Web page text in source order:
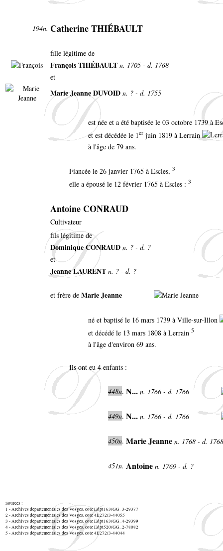
194n. Catherine THIÉBAULT
fille légitime de
François THIÉBAULT n. 1705 - d. 1768
et
Marie Jeanne DUVOID n. ? - d. 1755
est née et a été baptisée le 03 octobre 1739 à
et est décédée le 1er juin 1819 à Lerrain
à l'âge de 79 ans.
Fiancée le 26 janvier 1765 à Escles, 3
elle a épousé le 12 février 1765 à Escles : 3
Antoine CONRAUD
Cultivateur
fils légitime de
Dominique CONRAUD n. ? - d. ?
et
Jeanne LAURENT n. ? - d. ?
et frère de Marie Jeanne
né et baptisé le 16 mars 1739 à Ville-sur-Illon
et décédé le 13 mars 1808 à Lerrain 5
à l'âge d'environ 69 ans.
Ils ont eu 4 enfants :
448n. N... n. 1766 - d. 1766
449n. N... n. 1766 - d. 1766
450n. Marie Jeanne n. 1768 - d.
451n. Antoine n. 1769 - d. ?
Sources :
1 - Archives départementales des Vosges, cote Edpt163/GG_3-29377
2 - Archives départementales des Vosges, cote 4E272/3-44055
3 - Archives départementales des Vosges, cote Edpt163/GG_4-29399
4 - Archives départementales des Vosges, cote Edpt520/GG_2-78082
5 - Archives départementales des Vosges, cote 4E272/3-44044